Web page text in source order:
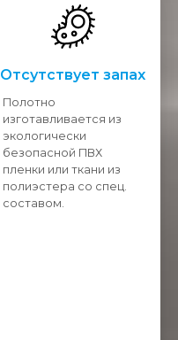
Отсутствует запах
Полотно
изготавливается из
экологически
безопасной ПВХ
пленки или ткани из
полиэстера со спец.
составом.